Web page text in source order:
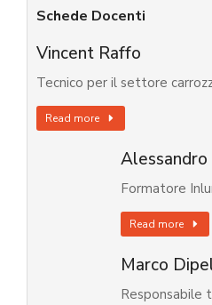
Schede Docenti
Vincent Raffo
Tecnico per il settore
Read more
Alessandro
Formatore
Read more
Marco
Responsabile